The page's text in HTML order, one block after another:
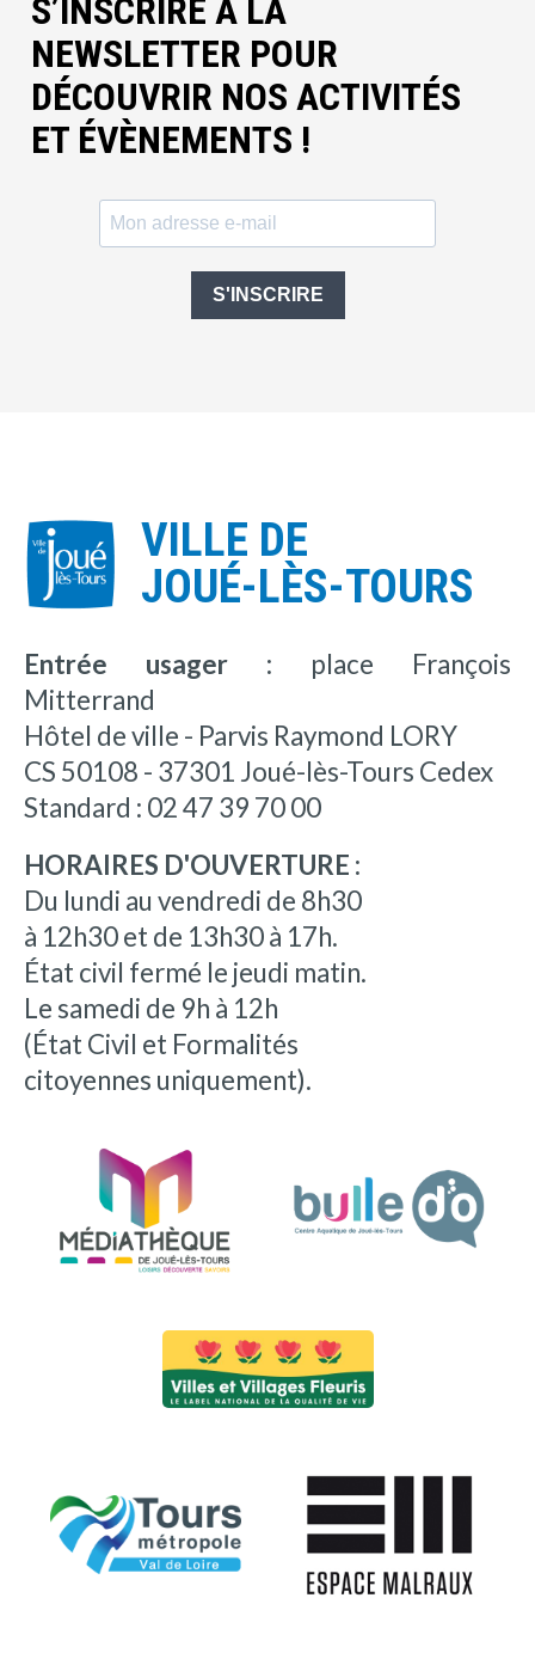
S’INSCRIRE À LA
NEWSLETTER POUR
DÉCOUVRIR NOS ACTIVITÉS
ET ÉVÈNEMENTS !
S'INSCRIRE
VILLE DE
JOUÉ-LÈS-TOURS
Entrée usager : place François
Mitterrand
Hôtel de ville - Parvis Raymond LORY
CS 50108 - 37301 Joué-lès-Tours Cedex
Standard : 02 47 39 70 00
HORAIRES D'OUVERTURE :
Du lundi au vendredi de 8h30
à 12h30 et de 13h30 à 17h.
État civil fermé le jeudi matin.
Le samedi de 9h à 12h
(État Civil et Formalités
citoyennes uniquement).